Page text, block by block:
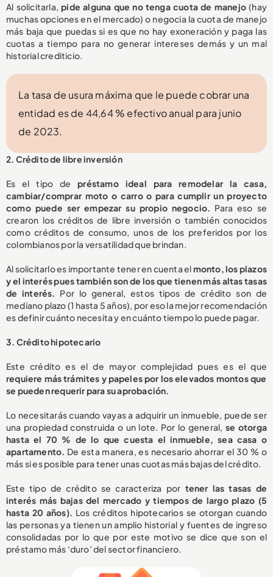
Al solicitarla,pide alguna que no tenga cuota de manejo (hay
muchas opciones en el mercado) o negocia la cuota de manejo
más baja que puedas si es que no hay exoneración y paga las
cuotas a tiempo para no generar intereses demás y un mal
historial crediticio.
La tasa de usura máxima que le puede cobrar una
entidad es de 44,64 % efectivo anual para junio
de 2023.
2. Crédito de libre inversión
Es el tipo depréstamo ideal para remodelar la casa,
cambiar/comprar moto o carro o para cumplir un proyecto
como puede ser empezar su propio negocio. Para eso se
crearon los créditos de libre inversión o también conocidos
como créditos de consumo, unos de los preferidos por los
colombianos por la versatilidad que brindan.
Al solicitarlo es importante tener en cuenta elmonto, los plazos
y el interés pues también son de los que tienen más altas tasas
de interés. Por lo general, estos tipos de crédito son de
mediano plazo (1 hasta 5 años), por eso la mejor recomendación
es definir cuánto necesita y en cuánto tiempo lo puede pagar.
3. Crédito hipotecario
Este crédito es el de mayor complejidad pues es el que
requiere más trámites y papeles por los elevados montos que
se pueden requerir para su aprobación.
Lo necesitarás cuando vayas a adquirir un inmueble, puede ser
una propiedad construida o un lote. Por lo general, se otorga
hasta el 70 % de lo que cuesta el inmueble, sea casa o
apartamento. De esta manera, es necesario ahorrar el 30 % o
más si es posible para tener unas cuotas más bajas del crédito.
Este tipo de crédito se caracteriza por tener las tasas de
interés más bajas del mercado y tiempos de largo plazo (5
hasta 20 años). Los créditos hipotecarios se otorgan cuando
las personas ya tienen un amplio historial y fuentes de ingreso
consolidadas por lo que por este motivo se dice que son el
préstamo más ‘duro’ del sector financiero.